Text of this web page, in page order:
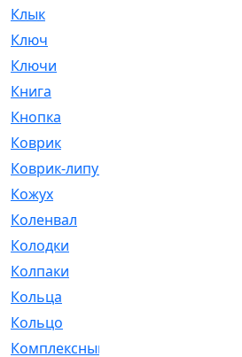
Клык
Ключ
Ключи
Книга
Кнопка
Коврик
Коврик-липучка
Кожух
Коленвал
Колодки
Колпаки
Кольца
Кольцо
Комплексный